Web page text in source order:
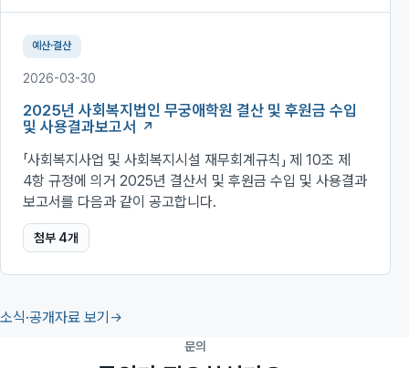
예산·결산
2026-03-30
2025년 사회복지법인 무궁애학원 결산 및 후원금 수입
및 사용결과보고서
「사회복지사업 및 사회복지시설 재무회계규칙」 제 10조 제
4항 규정에 의거 2025년 결산서 및 후원금 수입 및 사용결과
보고서를 다음과 같이 공고합니다.
첨부 4개
소식·공개자료 보기
문의